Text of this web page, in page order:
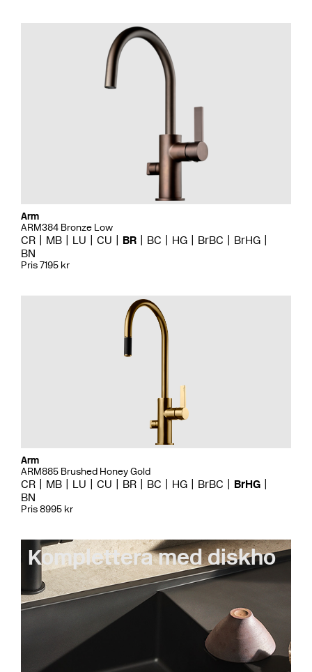
Arm
ARM384 Bronze Low
CR MB LU CU BR BC HG BrBC
BrHG
BN
Pris 7195 kr
Arm
ARM885 Brushed Honey Gold
CR MB LU CU BR BC HG BrBC
BrHG
BN
Pris 8995 kr
Komplettera med diskho